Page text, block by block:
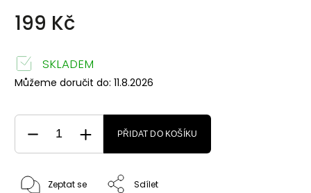
199 Kč
SKLADEM
Můžeme doručit do: 11.8.2026
PŘIDAT DO KOŠÍKU
Zeptat se Sdílet